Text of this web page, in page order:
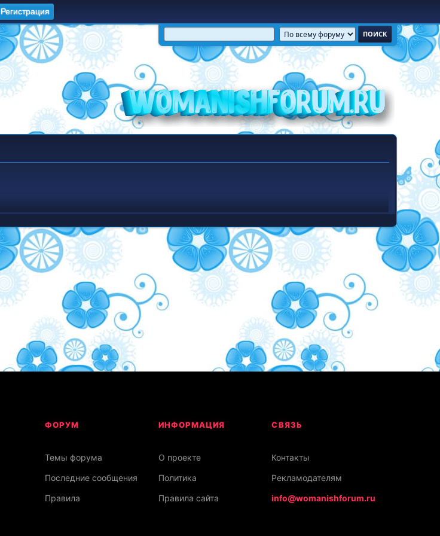
Регистрация
ФОРУМ
Темы форума
Последние сообщения
Правила
ИНФОРМАЦИЯ
О проекте
Политика
Правила сайта
СВЯЗЬ
Контакты
Рекламодателям
info@womanishforum.ru